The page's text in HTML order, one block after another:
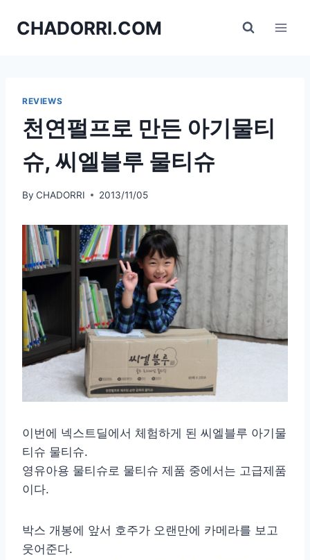
CHADORRI.COM
REVIEWS
천연펄프로 만든 아기물티
슈, 씨엘블루 물티슈
By CHADORRI 2013/11/05
이번에 넥스트딜에서 체험하게 된 씨엘블루 아기물
티슈 물티슈.
영유아용 물티슈로 물티슈 제품 중에서는 고급제품
이다.
박스 개봉에 앞서 호주가 오랜만에 카메라를 보고
웃어준다.